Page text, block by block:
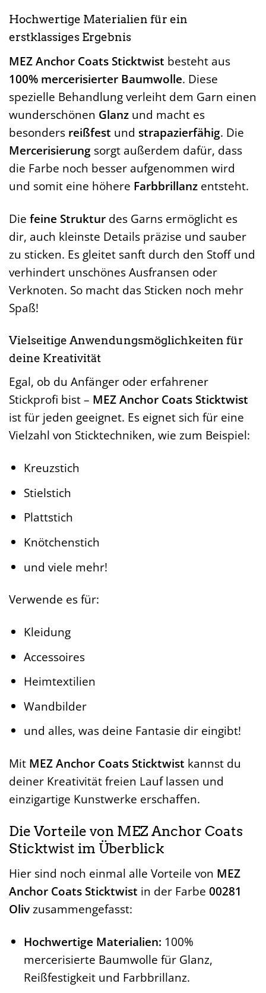
Hochwertige Materialien für ein
erstklassiges Ergebnis
MEZ Anchor Coats Sticktwist besteht aus
100% mercerisierter Baumwolle. Diese
spezielle Behandlung verleiht dem Garn einen
wunderschönen Glanz und macht es
besonders reißfest und strapazierfähig. Die
Mercerisierung sorgt außerdem dafür, dass
die Farbe noch besser aufgenommen wird
und somit eine höhere Farbbrillanz entsteht.
Die feine Struktur des Garns ermöglicht es
dir, auch kleinste Details präzise und sauber
zu sticken. Es gleitet sanft durch den Stoff und
verhindert unschönes Ausfransen oder
Verknoten. So macht das Sticken noch mehr
Spaß!
Vielseitige Anwendungsmöglichkeiten für
deine Kreativität
Egal, ob du Anfänger oder erfahrener
Stickprofi bist – MEZ Anchor Coats Sticktwist
ist für jeden geeignet. Es eignet sich für eine
Vielzahl von Sticktechniken, wie zum Beispiel:
Kreuzstich
Stielstich
Plattstich
Knötchenstich
und viele mehr!
Verwende es für:
Kleidung
Accessoires
Heimtextilien
Wandbilder
und alles, was deine Fantasie dir eingibt!
Mit MEZ Anchor Coats Sticktwist kannst du
deiner Kreativität freien Lauf lassen und
einzigartige Kunstwerke erschaffen.
Die Vorteile von MEZ Anchor Coats
Sticktwist im Überblick
Hier sind noch einmal alle Vorteile von MEZ
Anchor Coats Sticktwist in der Farbe 00281
Olivzusammengefasst:
Hochwertige Materialien: 100%
mercerisierte Baumwolle für Glanz,
Reißfestigkeit und Farbbrillanz.